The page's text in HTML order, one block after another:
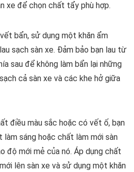
xe để chọn chất tẩy phù hợp.
bẩn, sử dụng một khăn ẩm
sạch sàn xe. Đảm bảo bạn lau từ
sau để không làm bẩn lại những
cả sàn xe và các khe hở giữa
điều màu sắc hoặc có vết ố, bạn
sáng hoặc chất làm mới sàn
độ mới mẻ của nó. Áp dụng chất
lên sàn xe và sử dụng một khăn